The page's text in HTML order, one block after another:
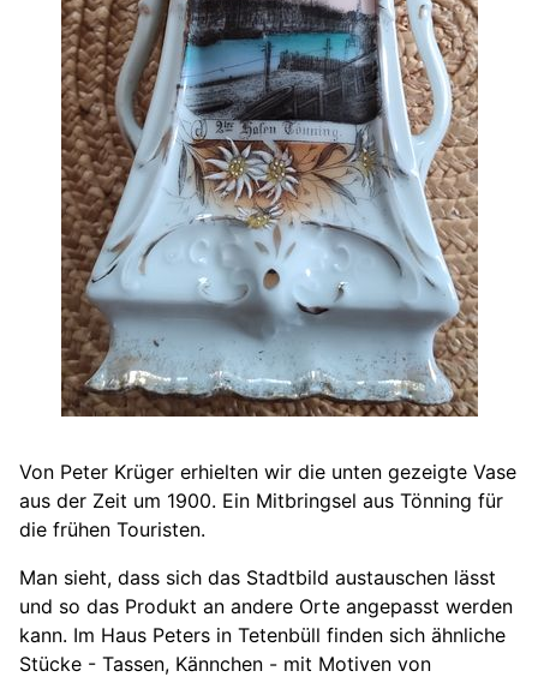
Von Peter Krüger erhielten wir die unten gezeigte Vase
aus der Zeit um 1900. Ein Mitbringsel aus Tönning für
die frühen Touristen.
Man sieht, dass sich das Stadtbild austauschen lässt
und so das Produkt an andere Orte angepasst werden
kann. Im Haus Peters in Tetenbüll finden sich ähnliche
Stücke - Tassen, Kännchen - mit Motiven von